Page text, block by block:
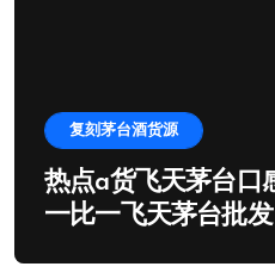
复刻茅台酒货源
热点a货飞天茅台口
一比一飞天茅台批发